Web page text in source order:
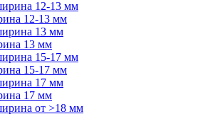
12-13 мм
13 мм
15-17 мм
17 мм